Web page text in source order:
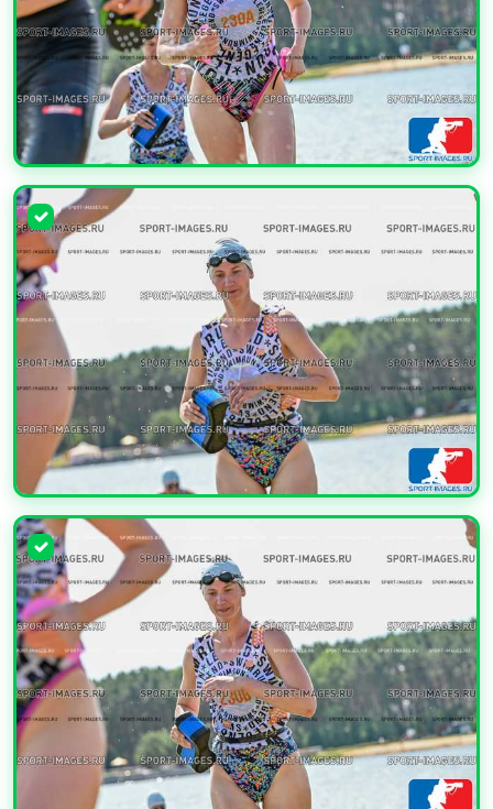
УВЕЛИЧИТЬ
УВЕЛИЧИТЬ